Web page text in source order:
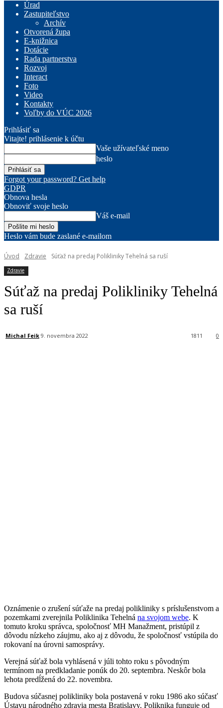
Úrad
Zastupiteľstvo
Archív
Otvorená župa
E-knižnica
Dotácie
Rada partnerstva
Rozvoj
Interact
Foto
Video
Kontakty
Voľby do VÚC 2026
Prihlásiť sa
Vitajte! prihlásenie k účtu
Vaše užívateľské meno
heslo
Forgot your password? Get help
GDPR
Obnova hesla
Obnoviť svoje heslo
Váš e-mail
Heslo vám bude zaslané e-mailom
Úvod Zdravie Súťaž na predaj Polikliniky Tehelná sa ruší
Zdravie
Súťaž na predaj Polikliniky Tehelná
sa ruší
Michal Feik 9. novembra 2022 0
1811
Oznámenie o zrušení súťaže na predaj polikliniky s príslušenstvom a
pozemkami zverejnila Poliklinika Tehelná na svojom webe. K
tomuto kroku správca, spoločnosť MH Manažment, pristúpil z
dôvodu nízkeho záujmu, ako aj z dôvodu, že spoločnosť vstúpila do
rokovaní na úrovni samosprávy.
Verejná súťaž bola vyhlásená v júli tohto roku s pôvodným
termínom na predkladanie ponúk do 20. septembra. Neskôr bola
lehota predĺžená do 22. novembra.
Budova súčasnej polikliniky bola postavená v roku 1986 ako súčasť
Ústavu národného zdravia mesta Bratislavy. Poliknika funguje od